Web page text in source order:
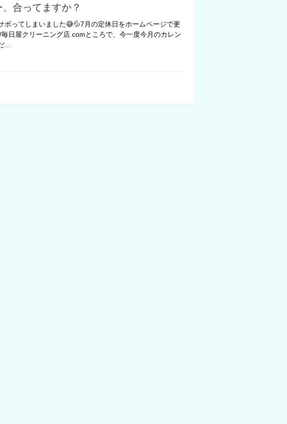
合ってますか？
ボってしまいました‪😅💦‬7月の定休日をホームページで更
日屋クリーニング店.comところで、今一度今月のカレン
…